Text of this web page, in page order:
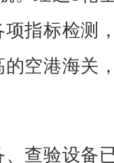
指标检测
空港海关
查验设备